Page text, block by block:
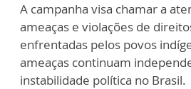
A campanha visa chamar a
ameaças e violações de
enfrentadas pelos povos
ameaças continuam
instabilidade política no Brasil.